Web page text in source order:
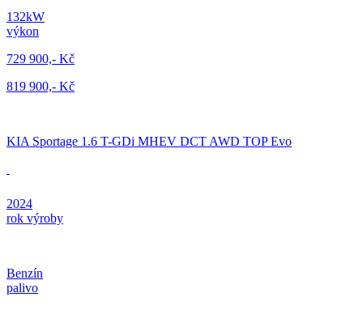
132kW
výkon
729 900,- Kč
819 900,- Kč
KIA Sportage 1.6 T-GDi MHEV DCT AWD TOP Evo
2024
rok výroby
Benzín
palivo